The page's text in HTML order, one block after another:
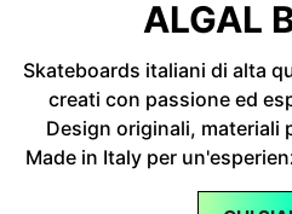
ALGAL
Skateboards italiani di alta
creati con passione ed
Design originali, materiali
Made in Italy per